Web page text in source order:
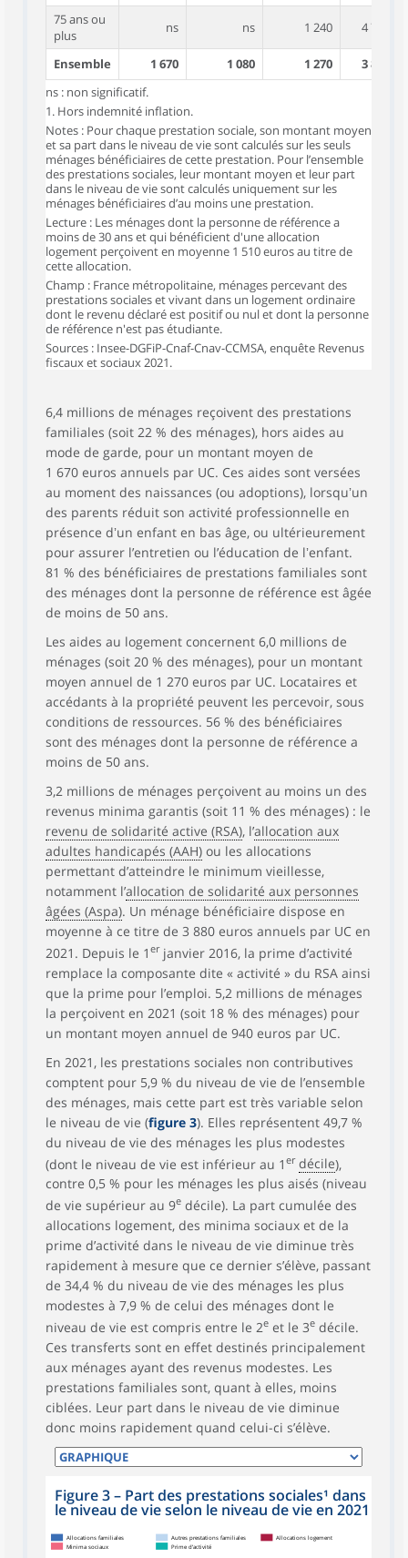
75 ans ou
plus
ns ns 1 240 4 750
Ensemble 1 670 1 080 1 270
3 880
ns : non significatif.
1. Hors indemnité inflation.
Notes : Pour chaque prestation sociale, son montant moyen
et sa part dans le niveau de vie sont calculés sur les seuls
ménages bénéficiaires de cette prestation. Pour l’ensemble
des prestations sociales, leur montant moyen et leur part
dans le niveau de vie sont calculés uniquement sur les
ménages bénéficiaires d’au moins une prestation.
Lecture : Les ménages dont la personne de référence a
moins de 30 ans et qui bénéficient d'une allocation
logement perçoivent en moyenne 1 510 euros au titre de
cette allocation.
Champ : France métropolitaine, ménages percevant des
prestations sociales et vivant dans un logement ordinaire
dont le revenu déclaré est positif ou nul et dont la personne
de référence n'est pas étudiante.
Sources : Insee-DGFiP-Cnaf-Cnav-CCMSA, enquête Revenus
fiscaux et sociaux 2021.
6,4 millions de ménages reçoivent des prestations
familiales (soit 22 % des ménages), hors aides au
mode de garde, pour un montant moyen de
1 670 euros annuels par UC. Ces aides sont versées
au moment des naissances (ou adoptions), lorsquʼun
des parents réduit son activité professionnelle en
présence dʼun enfant en bas âge, ou ultérieurement
pour assurer l’entretien ou l’éducation de lʼenfant.
81 % des bénéficiaires de prestations familiales sont
des ménages dont la personne de référence est âgée
de moins de 50 ans.
Les aides au logement concernent 6,0 millions de
ménages (soit 20 % des ménages), pour un montant
moyen annuel de 1 270 euros par UC. Locataires et
accédants à la propriété peuvent les percevoir, sous
conditions de ressources. 56 % des bénéficiaires
sont des ménages dont la personne de référence a
moins de 50 ans.
3,2 millions de ménages perçoivent au moins un des
revenus minima garantis (soit 11 % des ménages) : le
revenu de solidarité active (RSA), l’allocation aux
adultes handicapés (AAH) ou les allocations
permettant d’atteindre le minimum vieillesse,
notamment l’allocation de solidarité aux personnes
âgées (Aspa). Un ménage bénéficiaire dispose en
moyenne à ce titre de 3 880 euros annuels par UC en
2021. Depuis le 1 erjanvier 2016, la prime d’activité
remplace la composante dite « activité » du RSA ainsi
que la prime pour l’emploi. 5,2 millions de ménages
la perçoivent en 2021 (soit 18 % des ménages) pour
un montant moyen annuel de 940 euros par UC.
En 2021, les prestations sociales non contributives
comptent pour 5,9 % du niveau de vie de l’ensemble
des ménages, mais cette part est très variable selon
le niveau de vie (figure 3). Elles représentent 49,7 %
du niveau de vie des ménages les plus modestes
(dont le niveau de vie est inférieur au 1 er décile),
contre 0,5 % pour les ménages les plus aisés (niveau
de vie supérieur au 9e décile). La part cumulée des
allocations logement, des minima sociaux et de la
prime d’activité dans le niveau de vie diminue très
rapidement à mesure que ce dernier s’élève, passant
de 34,4 % du niveau de vie des ménages les plus
modestes à 7,9 % de celui des ménages dont le
niveau de vie est compris entre le 2e et le 3e décile.
Ces transferts sont en effet destinés principalement
aux ménages ayant des revenus modestes. Les
prestations familiales sont, quant à elles, moins
ciblées. Leur part dans le niveau de vie diminue
donc moins rapidement quand celui-ci s’élève.
Figure 3– Part des prestations sociales¹ dans
le niveau de vie selon le niveau de vie en 2021
Allocations familiales Autres prestations familiales Allocations logement
Minima sociaux Prime d’activité